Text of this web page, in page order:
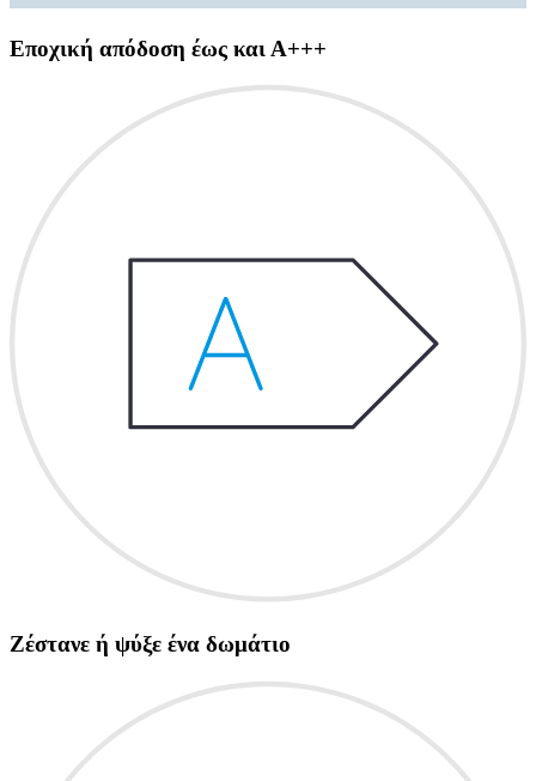
Εποχική απόδοση έως και Α+++
Ζέστανε ή ψύξε ένα δωμάτιο